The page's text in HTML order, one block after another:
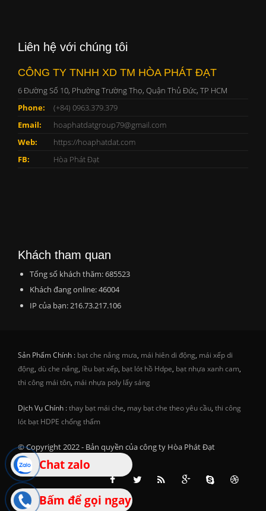
Bấm để gọi ngay
Chat zalo
Liên hệ với chúng tôi
CÔNG TY TNHH XD TM HÒA PHÁT ĐẠT
6 Đường Số 10, Phường Trường Thọ, Quận Thủ Đức, TP HCM
Phone:
(+84) 0963.379.379
Email:
hoaphatdatgroup79@gmail.com
Web:
https://hoaphatdat.com
FB:
Hòa Phát Đạt
Khách tham quan
Tổng số khách thăm: 685523
Khách đang online: 46004
IP của bạn: 216.73.217.106
Sản Phẩm Chính : bạt che nắng mưa, mái hiên di động, mái xếp di
động, dù che nắng, lều bạt xếp, bạt lót hồ Hdpe, bạt nhựa xanh cam,
thi công mái tôn, mái nhựa poly lấy sáng
Dịch Vụ Chính :thay bạt mái che, may bạt che theo yêu cầu, thi công
lót bạt HDPE chống thấm
© Copyright 2022 - Bản quyền của công ty Hòa Phát Đạt